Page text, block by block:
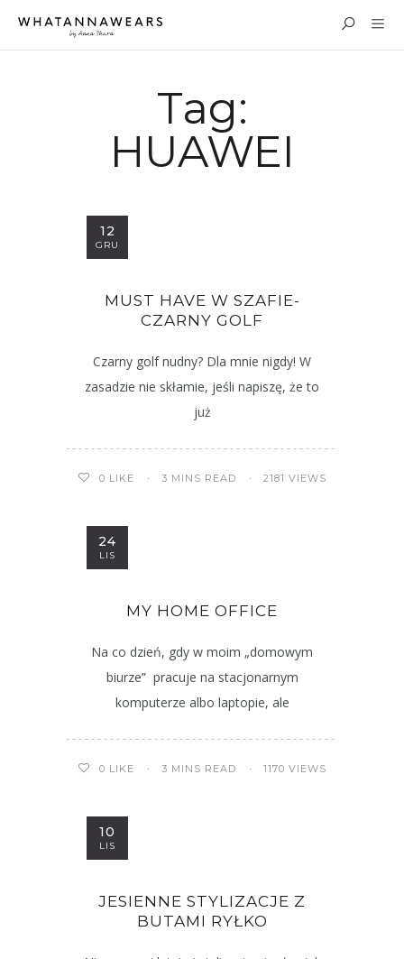
Tag:
HUAWEI
12
GRU
MUST HAVE W SZAFIE-
CZARNY GOLF
Czarny golf nudny? Dla mnie nigdy! W
zasadzie nie skłamie, jeśli napiszę, że to
już
0 LIKE 3 MINS READ 2181 VIEWS
24
LIS
MY HOME OFFICE
Na co dzień, gdy w moim „domowym
biurze” pracuje na stacjonarnym
komputerze albo laptopie, ale
0 LIKE 3 MINS READ 1170 VIEWS
10
LIS
JESIENNE STYLIZACJE Z
BUTAMI RYŁKO